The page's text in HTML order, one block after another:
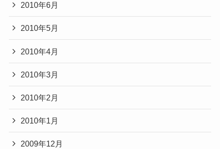
2010年6月
2010年5月
2010年4月
2010年3月
2010年2月
2010年1月
2009年12月